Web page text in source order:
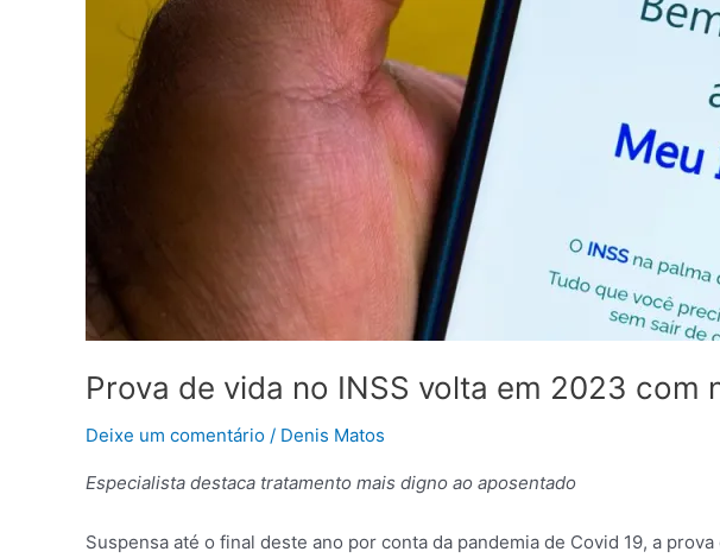
Prova de vida no INSS volta em 2023 com
Deixe um comentário / Denis Matos
Especialista destaca tratamento mais digno ao aposentado
Suspensa até o final deste ano por conta da pandemia de Covid 19, a